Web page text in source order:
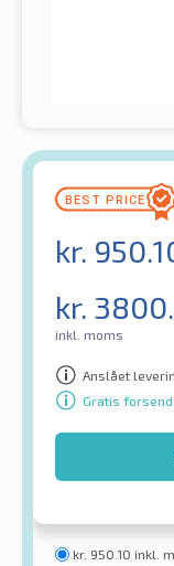
kr.
kr.
inkl. moms
Anslået
Gratis
kr. 950.10 inkl.